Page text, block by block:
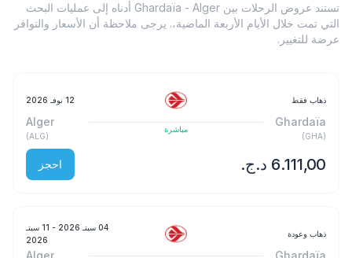
تستند عروض الرحلات بين Ghardaïa - Alger أدناه إلى عمليات البحث
التي تمت خلال الأيام الأربعة الماضية،. يرجى ملاحظة أن الأسعار والتوافر
عرضة للتغيير.
ذهاب فقط 12 نوفـ 2026
Ghardaïa
(
GHA
)
مباشرة
Alger
(
ALG
)
احجز
ذهاب وعودة
04 سبتـ 2026
- 11 سبتـ
2026